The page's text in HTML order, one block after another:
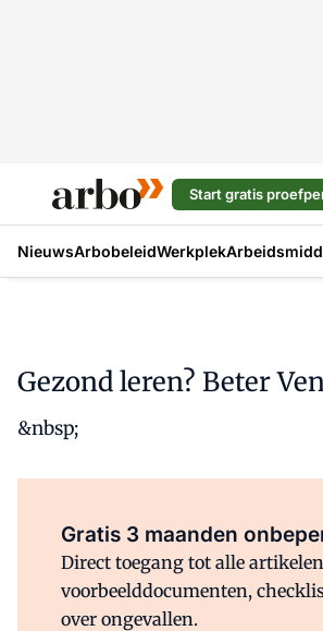
Start gratis
NieuwsArbobeleidWerkplek
Gezond leren? Beter
&nbsp;
Gratis 3 maanden
Direct toegang tot alle
voorbeelddocumenten,
over ongevallen.